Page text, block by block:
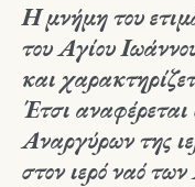
Η μνήμη του
του Αγίου
και
Έτσι
Αναργύρων της
στον ιερό ναό